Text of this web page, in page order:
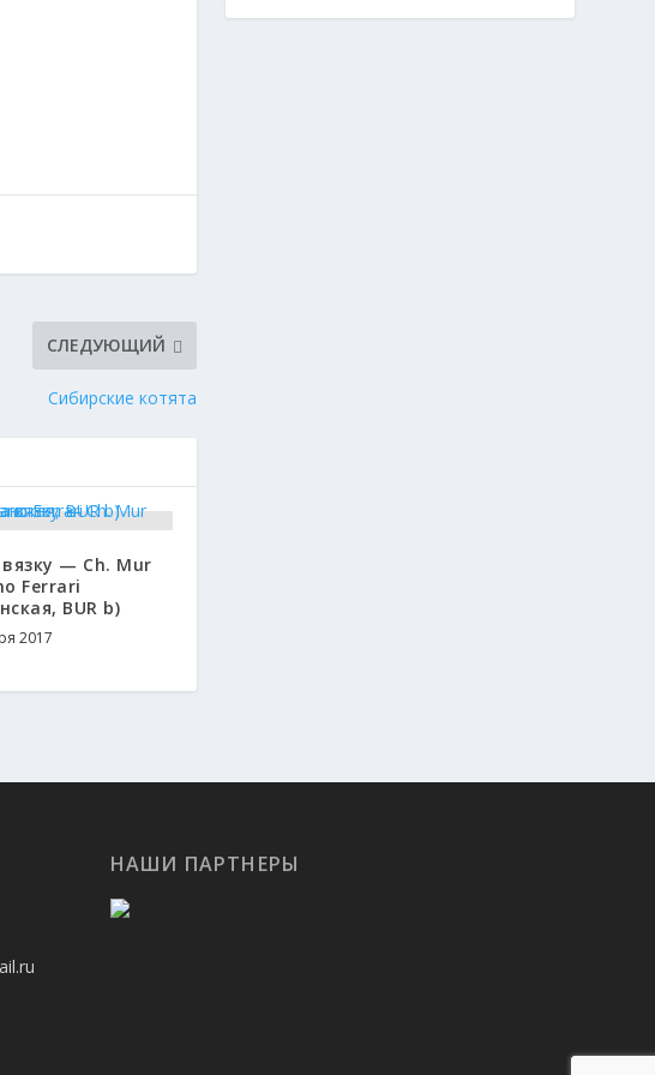
СЛЕДУЮЩИЙ
Сибирские котята
— Ch. Mur
Ferrari
BUR b)
2017
НАШИ ПАРТНЕРЫ